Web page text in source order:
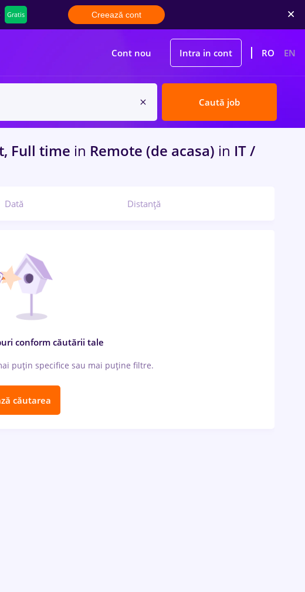
Gratis Creează cont
Cont nou Intra in cont RO EN
Caută job
Full time in Remote (de acasa) in IT /
Dată Distanță
conform căutării tale
puțin specifice sau mai puține filtre.
căutarea